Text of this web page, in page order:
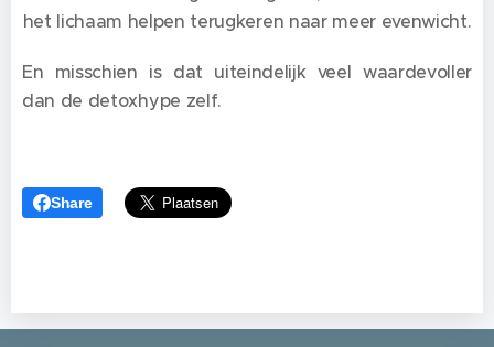
het lichaam helpen terugkeren naar meer evenwicht.
En misschien is dat uiteindelijk veel waardevoller
dan de detoxhype zelf.
Share